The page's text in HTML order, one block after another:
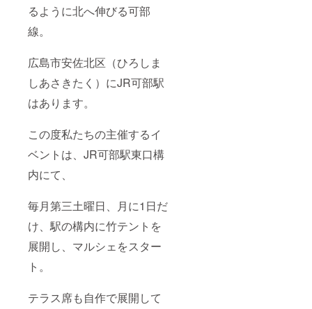
るように北へ伸びる可部
線。
広島市安佐北区（ひろしま
しあさきたく）にJR可部駅
はあります。
この度私たちの主催するイ
ベントは、JR可部駅東口構
内にて、
毎月第三土曜日、月に1日だ
け、駅の構内に竹テントを
展開し、マルシェをスター
ト。
テラス席も自作で展開して